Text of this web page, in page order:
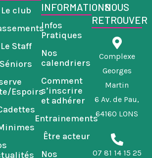
Le club
Le Staff
Séniors
Espoirs
INFORMATIONS
Infos
Pratiques
Nos
calendriers
Comment
s’inscrire
et adhérer
Entrainements
Être acteur
Nos
NOUS
RETROUVER
Complexe
Georges
Martin
6 Av. de Pau,
64160 LONS
07 81 14 15 25